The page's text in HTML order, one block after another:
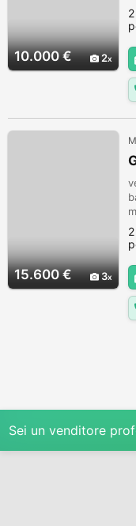
10.000 € 2
15.600 € 3
Sei un venditore